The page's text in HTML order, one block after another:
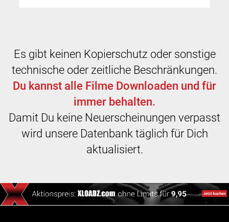
Es gibt keinen Kopierschutz oder sonstige
technische oder zeitliche Beschränkungen.
Du kannst alle Filme Downloaden und für
immer behalten.
Damit Du keine Neuerscheinungen verpasst
wird unsere Datenbank täglich für Dich
aktualisiert.